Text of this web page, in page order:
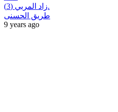
زاد المربي (3).
طريق الحسنى
9 years ago